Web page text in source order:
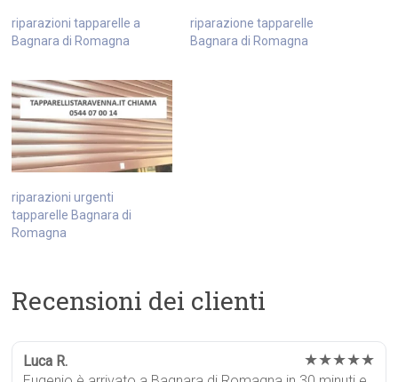
riparazioni tapparelle a
Bagnara di Romagna
riparazione tapparelle
Bagnara di Romagna
riparazioni urgenti
tapparelle Bagnara di
Romagna
Recensioni dei clienti
Luca R. ★★★★★